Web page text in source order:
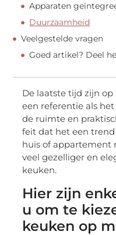
Apparaten
Duurzaamheid
Veelgestelde vragen
Goed artikel? Deel
De laatste tijd zijn op
een referentie als
de ruimte en
feit dat het een
huis of appartement
veel gezelliger en
keuken.
Hier zijn
u om te
keuken op